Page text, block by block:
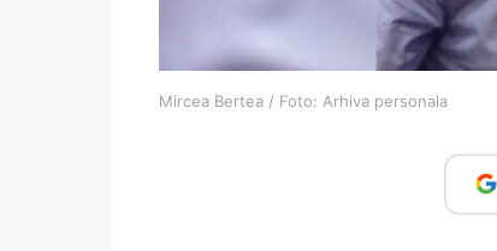
Mircea Bertea / Foto: Arhiva personala